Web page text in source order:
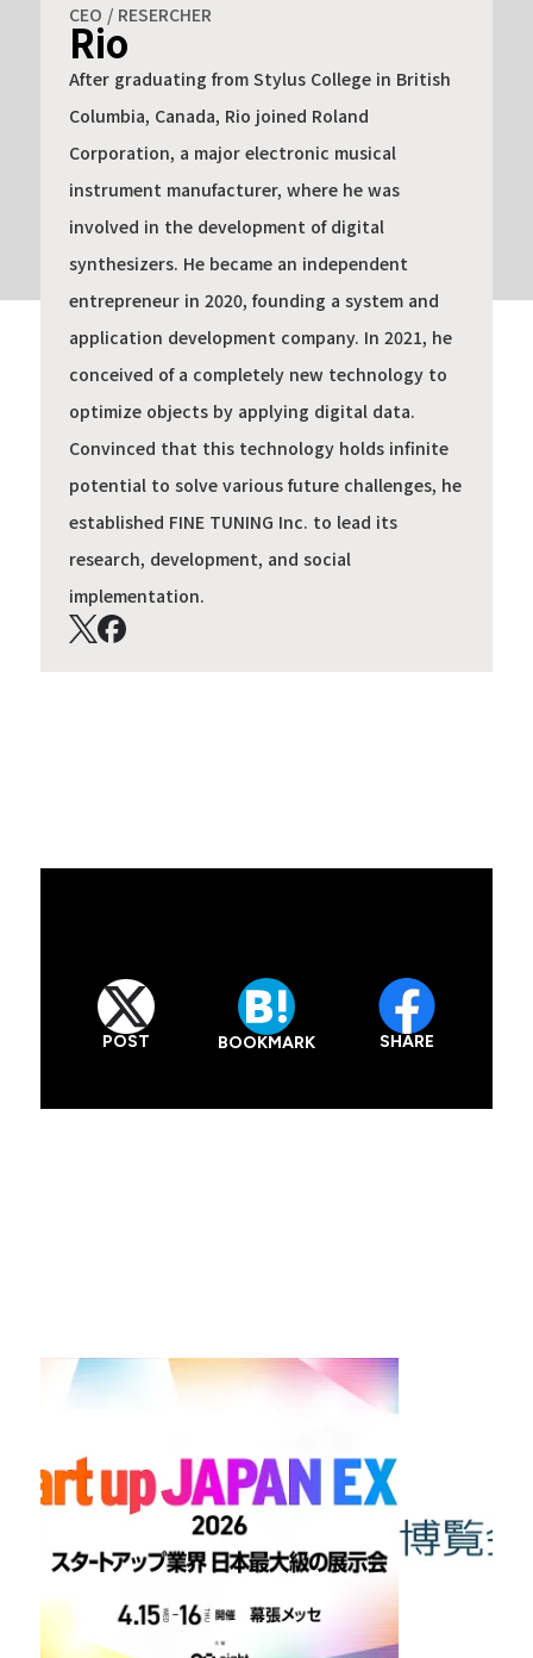
CEO / RESERCHER
Rio
After graduating from Stylus College in British
Columbia, Canada, Rio joined Roland
Corporation, a major electronic musical
instrument manufacturer, where he was
involved in the development of digital
synthesizers. He became an independent
entrepreneur in 2020, founding a system and
application development company. In 2021, he
conceived of a completely new technology to
optimize objects by applying digital data.
Convinced that this technology holds infinite
potential to solve various future challenges, he
established FINE TUNING Inc. to lead its
research, development, and social
implementation.
POST BOOKMARK SHARE